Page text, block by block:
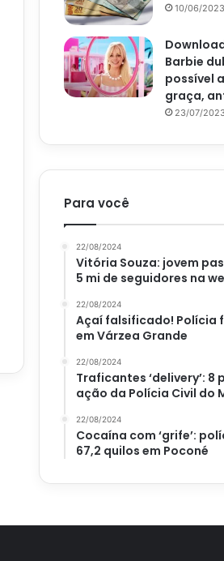
10/06/2023
Barbie
possível
graça,
23/07/2023
Para você
22/08/2024
Vitória Souza: jovem
5 mi de seguidores na
22/08/2024
Açaí falsificado! Polícia
em Várzea Grande
22/08/2024
Traficantes ‘delivery’: 8
ação da Polícia Civil do
22/08/2024
Cocaína com ‘grife’:
67,2 quilos em Poconé